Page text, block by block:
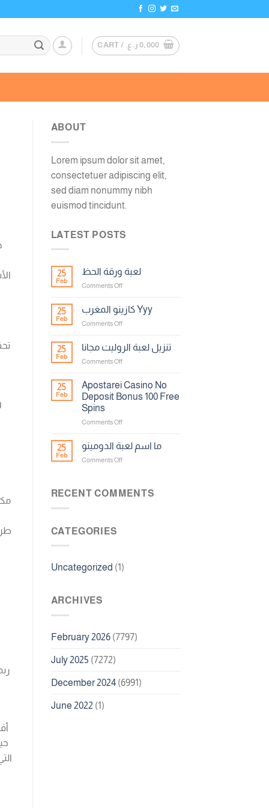
CART / 0,000 ر.ع.
ABOUT
Lorem ipsum dolor sit amet,
consectetuer adipiscing elit,
sed diam nonummy nibh
euismod tincidunt.
LATEST POSTS
25
Feb
لعبة ورقة الحظ
Comments Offon
ورقة
الحظ
25
Feb
كازينو المغرب Yyy
Comments Offon
المغرب
Yyy
25
Feb
تنزيل لعبة الروليت مجانا
Comments Offon
لعبة
مجانا
25
Feb
Apostarei Casino No
Deposit Bonus 100 Free
Spins
Comments Offon
Casino
No
Deposit
Free
25
Feb
ما اسم لعبة الدومينو
Comments Offon
لعبة
RECENT COMMENTS
CATEGORIES
Uncategorized (1)
ARCHIVES
February 2026(7797)
July 2025 (7272)
December 2024(6991)
June 2022 (1)